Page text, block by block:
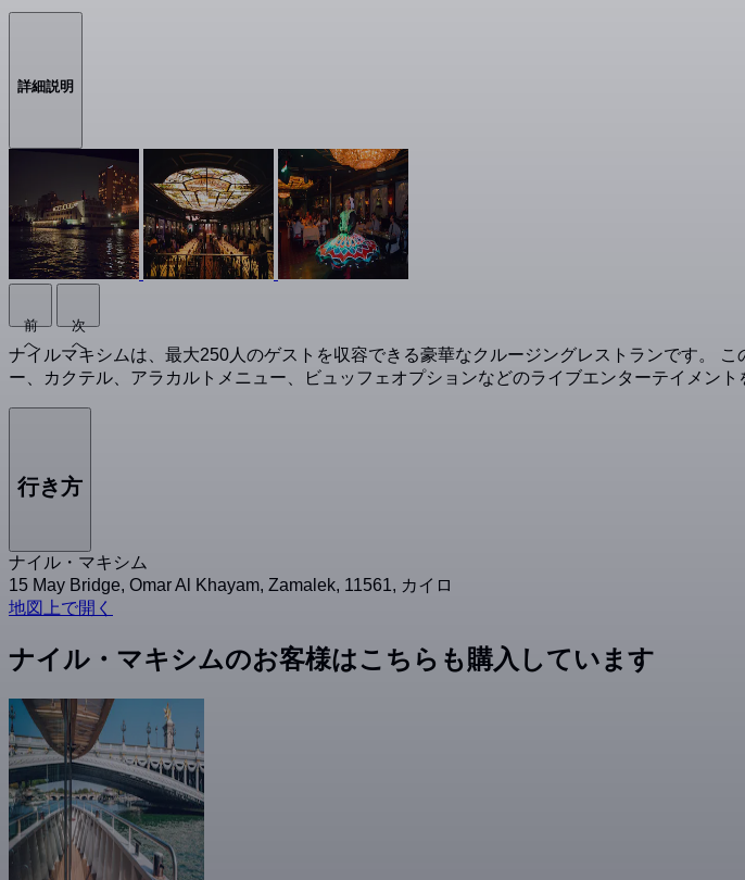
詳細説明
前
へ
次
へ
ナイルマキシムは、最大250人のゲストを収容できる豪華なクルージングレストランです。
ー、カクテル、アラカルトメニュー、ビュッフェオプションなどのライブエンターテイメン
行き方
ナイル・マキシム
15 May Bridge, Omar Al Khayam, Zamalek, 11561, カイロ
地図上で開く
ナイル・マキシムのお客様はこちらも購入しています